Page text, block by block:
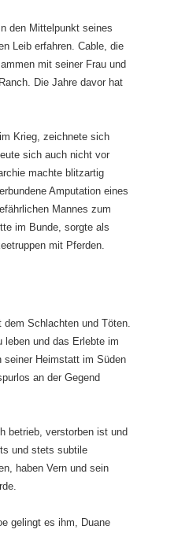
den Mittelpunkt seines
Leib erfahren. Cable, die
mit seiner Frau und
Die Jahre davor hat
Krieg, zeichnete sich
sich auch nicht vor
machte blitzartig
Amputation eines
Mannes zum
im Bunde, sorgte als
mit Pferden.
Schlachten und Töten.
leben und das Erlebte im
Heimstatt im Süden
an der Gegend
betrieb, verstorben ist und
und stets subtile
haben Vern und sein
gelingt es ihm, Duane